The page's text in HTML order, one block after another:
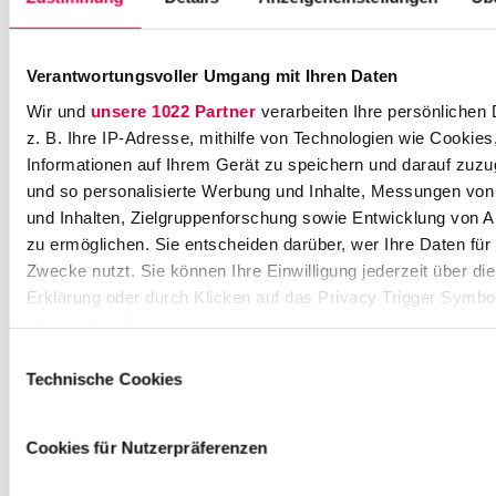
Verantwortungsvoller Umgang mit Ihren Daten
Wir und unsere 1022 Partnerverarbeiten Ihre persönlichen
z. B. Ihre IP-Adresse, mithilfe von Technologien wie
Informationen auf Ihrem Gerät zu speichern und darauf
und so personalisierte Werbung und Inhalte, Messungen
und Inhalten, Zielgruppenforschung sowie Entwicklung von
zu ermöglichen. Sie entscheiden darüber, wer Ihre Daten für
Zwecke nutzt. Sie können Ihre Einwilligung jederzeit über
Erklärung oder durch Klicken auf das Privacy Trigger
Wenn Sie es erlauben, würden wir auch gerne:
Ihr Gerät durch aktives Scannen nach bestimmten
Technische Cookies
Cookies für Nutzerpräferenzen
Kl
w
e
r-
S
tr
a
ß
e